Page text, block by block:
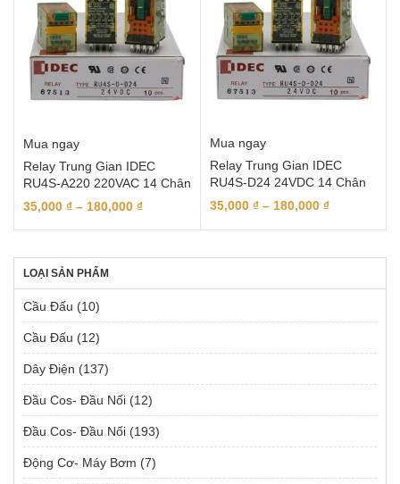
Mua ngay
Relay Trung Gian IDEC
RU4S-A220 220VAC 14 Chân
35,000 ₫ – 180,000 ₫
Mua ngay
Relay Trung Gian IDEC
RU4S-D24 24VDC 14 Chân
35,000 ₫ – 180,000 ₫
LOẠI SẢN PHẨM
Cầu Đấu (10)
Cầu Đấu (12)
Dây Điện (137)
Đầu Cos- Đầu Nối (12)
Đầu Cos- Đầu Nối (193)
Động Cơ- Máy Bơm (7)